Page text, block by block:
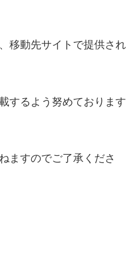
移動先サイトで提供され
するよう努めております
ますのでご了承くださ